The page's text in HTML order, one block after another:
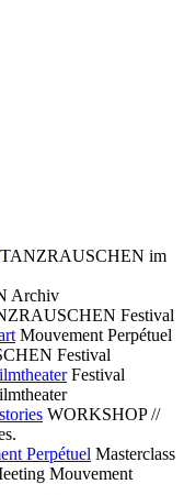
TANZRAUSCHEN im
Archiv
Festival
Mouvement Perpétuel
Festival
Festival
WORKSHOP //
Perpétuel Masterclass
Mouvement